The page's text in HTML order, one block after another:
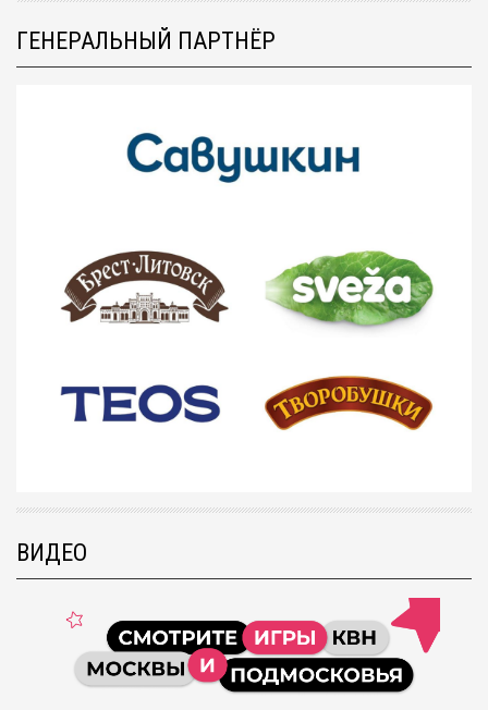
ГЕНЕРАЛЬНЫЙ ПАРТНЁР
ВИДЕО